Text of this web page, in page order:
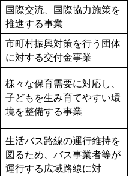
国際交流、国際協力施策を
推進する事業
市町村振興対策を行う団体
に対する交付金事業
様々な保育需要に対応し、
子どもを生み育てやすい環
境を整備する事業
生活バス路線の運行維持を
図るため、バス事業者等が
運行する広域路線に対